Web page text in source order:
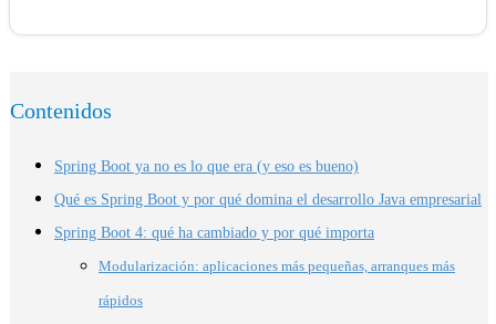
Contenidos
Spring Boot ya no es lo que era (y eso es bueno)
Qué es Spring Boot y por qué domina el desarrollo Java empresarial
Spring Boot 4: qué ha cambiado y por qué importa
Modularización: aplicaciones más pequeñas, arranques más
rápidos